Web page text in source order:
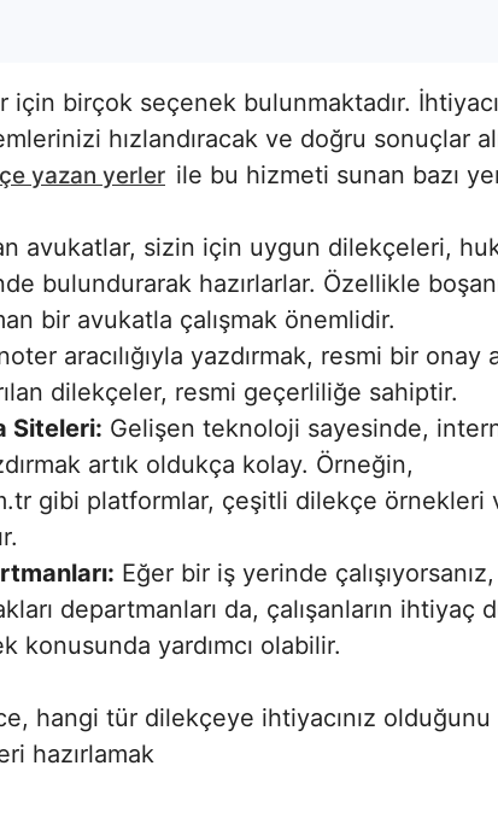
birçok seçenek bulunmaktadır.
hızlandıracak ve doğru sonuçlar
yazan yerler ile bu hizmeti sunan bazı
avukatlar, sizin için uygun dilekçeleri,
bulundurarak hazırlarlar. Özellikle
bir avukatla çalışmak önemlidir.
aracılığıyla yazdırmak, resmi bir onay
dilekçeler, resmi geçerliliğe sahiptir.
Siteleri: Gelişen teknoloji sayesinde,
artık oldukça kolay. Örneğin,
gibi platformlar, çeşitli dilekçe örnekleri
Eğer bir iş yerinde çalışıyorsanız,
departmanları da, çalışanların ihtiyaç
konusunda yardımcı olabilir.
hangi tür dilekçeye ihtiyacınız olduğunu
hazırlamak